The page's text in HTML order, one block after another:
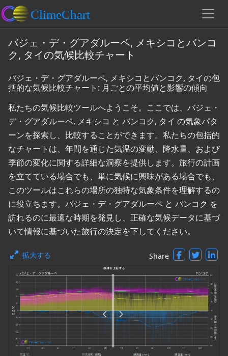
バジェ・デ・グアダルーペ, メキシコとバンコ
ク, タイの気候比較チャート
バジェ・デ・グアダルーペ, メキシコとバンコク, タイの包
括的な気候比較チャート: 月ごとの平均値と影響の傾向
私たちの気候比較ツールへようこそ。ここでは、バジェ・
デ・グアダルーペ, メキシコ と バンコク, タイ の気象パタ
ーンを探索し、比較することができます。私たちの包括的
なチャートは、年間を通じた気温の変動、降水量、および
季節の変化に関する詳細な洞察を提供します。旅行の計画
を立てている場合でも、単に気候に興味がある場合でも、
このツールはこれらの場所の独特な気象条件を理解するの
に役立ちます。バジェ・デ・グアダルーペ と バンコク を
訪れるのに最適な時期を発見し、正確な気候データに基づ
いて情報に基づいた旅行の決定を下してください。
拡大する Share